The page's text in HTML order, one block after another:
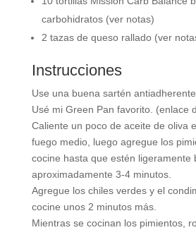
carbohidratos (ver notas)
2 tazas de queso rallado (ver
Instrucciones
Use una buena sartén
Usé mi Green Pan favorito. (enlace
Caliente un poco de aceite de oliva
fuego medio, luego agregue los
cocine hasta que estén ligeramente
aproximadamente 3-4 minutos.
Agregue los chiles verdes y el
cocine unos 2 minutos más.
Mientras se cocinan los pimientos,